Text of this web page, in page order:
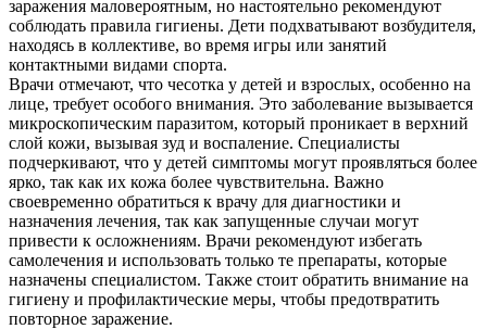
заражения маловероятным, но настоятельно рекомендуют
соблюдать правила гигиены. Дети подхватывают возбудителя,
находясь в коллективе, во время игры или занятий
контактными видами спорта.
Врачи отмечают, что чесотка у детей и взрослых, особенно на
лице, требует особого внимания. Это заболевание вызывается
микроскопическим паразитом, который проникает в верхний
слой кожи, вызывая зуд и воспаление. Специалисты
подчеркивают, что у детей симптомы могут проявляться более
ярко, так как их кожа более чувствительна. Важно
своевременно обратиться к врачу для диагностики и
назначения лечения, так как запущенные случаи могут
привести к осложнениям. Врачи рекомендуют избегать
самолечения и использовать только те препараты, которые
назначены специалистом. Также стоит обратить внимание на
гигиену и профилактические меры, чтобы предотвратить
повторное заражение.